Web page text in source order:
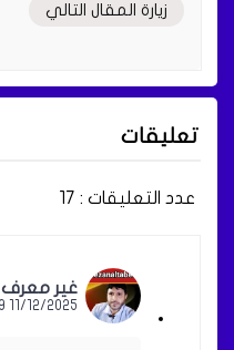
زيارة المقال التالي
تعليقات
عدد التعليقات : 17
غير معرف
11/12/2025 7:39 م